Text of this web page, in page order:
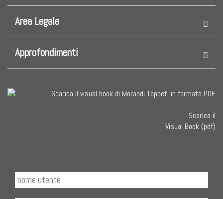
Area Legale
Approfondimenti
Scarica il
Visual Book (pdf)